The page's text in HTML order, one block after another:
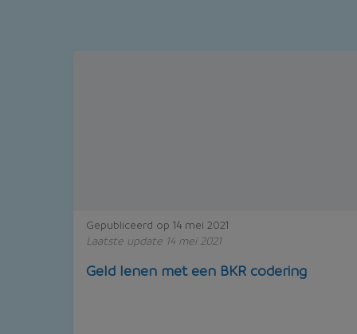
Gepubliceerd op 14 mei 2021
Laatste update 14 mei 2021
Geld lenen met een BKR codering